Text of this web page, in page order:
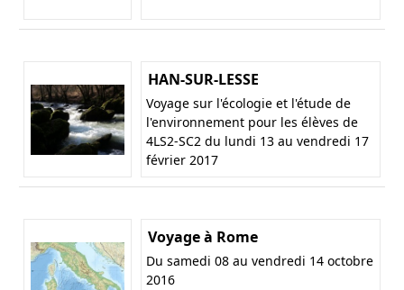
HAN-SUR-LESSE
Voyage sur l'écologie et l'étude de
l'environnement pour les élèves de
4LS2-SC2 du lundi 13 au vendredi 17
février 2017
Voyage à Rome
Du samedi 08 au vendredi 14 octobre
2016